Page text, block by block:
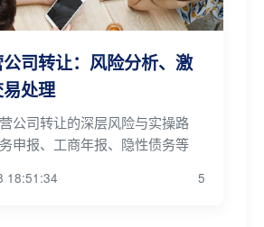
司转让：风险分析、激
处理
公司转让的深层风险与实操路
申报、工商年报、隐性债务等
18:51:34 5